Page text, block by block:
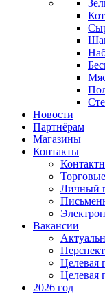
Новости
Партнёрам
Магазины
Контакты
Личный
Вакансии
Целевая
Целевая
2026 год